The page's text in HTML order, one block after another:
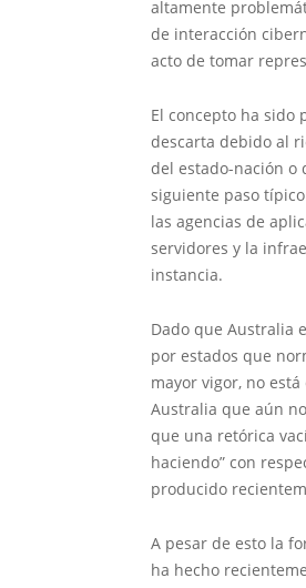
altamente
de interacción
acto de tomar
El concepto ha sido
descarta debido al
del estado-nación o
siguiente paso
las agencias de
servidores y la
instancia.
Dado que Australia
por estados que
mayor vigor, no
Australia que aún
que una retórica
haciendo” con
producido
A pesar de esto la
ha hecho